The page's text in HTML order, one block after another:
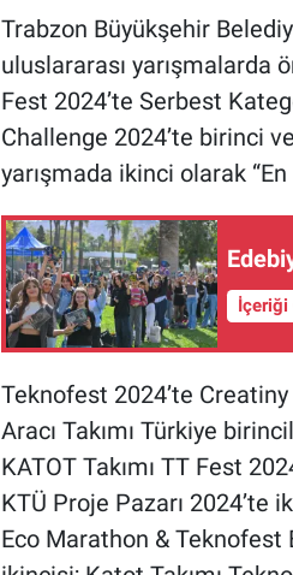
Trabzon Büyükşehir
uluslararası yarışmalarda
Fest 2024’te Serbest
Challenge 2024’te birinci
yarışmada ikinci olarak
İçeriği
Teknofest 2024’te
Aracı Takımı Türkiye
KATOT Takımı TT Fest
KTÜ Proje Pazarı 2024’te
Eco Marathon & Teknofest